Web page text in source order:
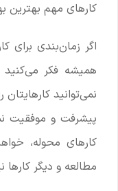
کارهای مهم بهترین
اگر زمان‌بندی برای
همیشه فکر
نمی‌توانید
پیشرفت و موفقیت
کارهای محوله،
مطالعه و دیگر کارها